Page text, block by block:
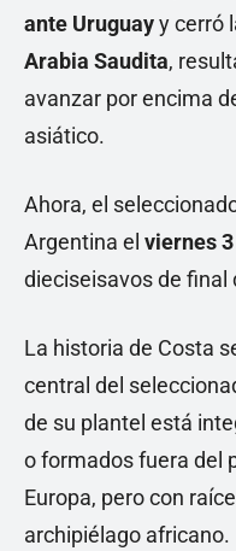
ante Uruguayy cerró
Arabia Saudita,
avanzar por encima
asiático.
Ahora, el
Argentina el viernes
dieciseisavos de final
La historia de Costa
central del
de su plantel está
o formados fuera del
Europa, pero con
archipiélago africano.